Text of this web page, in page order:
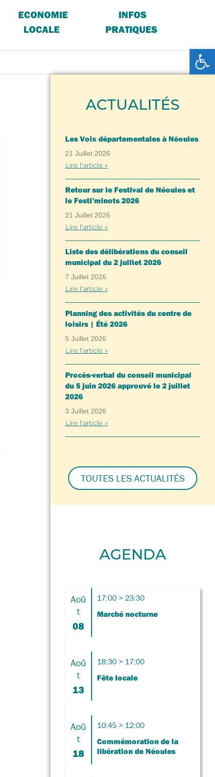
ECONOMIE
LOCALE
INFOS
PRATIQUES
ACTUALITÉS
Les Voix départementales à Néoules
21 Juillet 2026
Lire l'article »
Retour sur le Festival de Néoules et
le Festi’minots 2026
21 Juillet 2026
Lire l'article »
Liste des délibérations du conseil
municipal du 2 juillet 2026
7 Juillet 2026
Lire l'article »
Planning des activités du centre de
loisirs | Été 2026
5 Juillet 2026
Lire l'article »
Procès-verbal du conseil municipal
du 5 juin 2026 approuvé le 2 juillet
2026
3 Juillet 2026
Lire l'article »
TOUTES LES ACTUALITÉS
AGENDA
Aoû
t
08
17:00 > 23:30
Marché nocturne
Aoû
t
13
18:30 > 17:00
Fête locale
Aoû
t
18
10:45 > 12:00
Commémoration de la
libération de Néoules